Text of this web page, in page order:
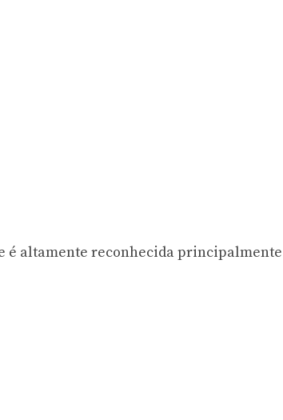
é altamente reconhecida principalmente